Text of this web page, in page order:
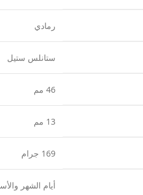
رمادي
ستانلس ستيل
46 مم
13 مم
169 جرام
أيام الشهر